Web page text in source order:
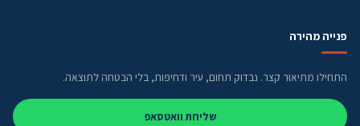
פנייה מהירה
התחילו מתיאור קצר. נבדוק תחום, עיר ודחיפות, בלי הבטחה לתוצאה.
שליחת וואטסאפ